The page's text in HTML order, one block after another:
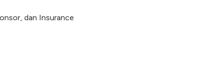
dan Insurance